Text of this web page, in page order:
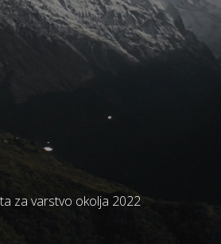
za varstvo okolja 2022